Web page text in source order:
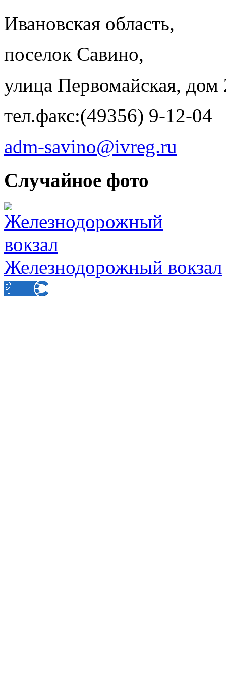
Ивановская область,
поселок Савино,
улица Первомайская, дом
тел.факс:(49356) 9-12-04
adm-savino@ivreg.ru
Случайное фото
Железнодорожный вокзал